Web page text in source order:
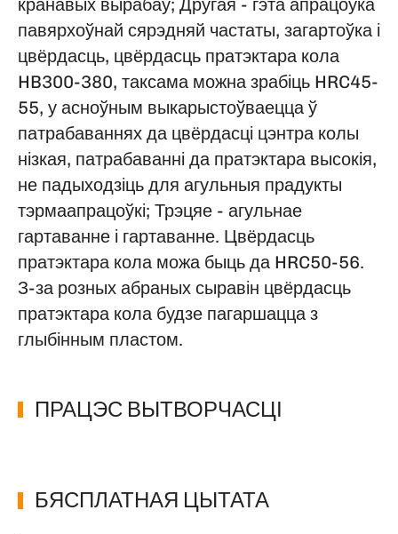
кранавых вырабаў; Другая - гэта апрацоўка
павярхоўнай сярэдняй частаты, загартоўка і
цвёрдасць, цвёрдасць пратэктара кола
HB300-380, таксама можна зрабіць HRC45-
55, у асноўным выкарыстоўваецца ў
патрабаваннях да цвёрдасці цэнтра колы
нізкая, патрабаванні да пратэктара высокія,
не падыходзіць для агульныя прадукты
тэрмаапрацоўкі; Трэцяе - агульнае
гартаванне і гартаванне. Цвёрдасць
пратэктара кола можа быць да HRC50-56.
З-за розных абраных сыравін цвёрдасць
пратэктара кола будзе пагаршацца з
глыбінным пластом.
ПРАЦЭС ВЫТВОРЧАСЦІ
БЯСПЛАТНАЯ ЦЫТАТА